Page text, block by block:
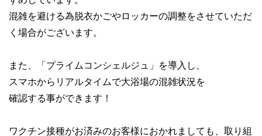
混雑を避ける為脱衣かごやロッカーの調整をさせていただ
く場合がございます。
また、「プライムコンシェルジュ」を導入し、
スマホからリアルタイムで大浴場の混雑状況を
確認する事ができます！
ワクチン接種がお済みのお客様におかれましても、取り組